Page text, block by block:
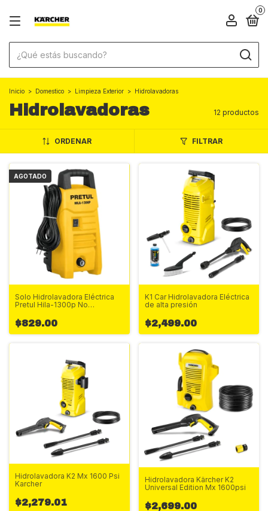
0
Inicio > Domestico > Limpieza Exterior > Hidrolavadoras
Hidrolavadoras 12 productos
ORDENAR FILTRAR
AGOTADO
Solo Hidrolavadora Eléctrica
Pretul Hila-1300p No
$829.00
K1 Car Hidrolavadora Eléctrica
de alta presión
$2,499.00
Hidrolavadora K2 Mx 1600 Psi
Karcher
$2,279.01
Hidrolavadora Kärcher K2
Universal Edition Mx 1600psi
$2,699.00